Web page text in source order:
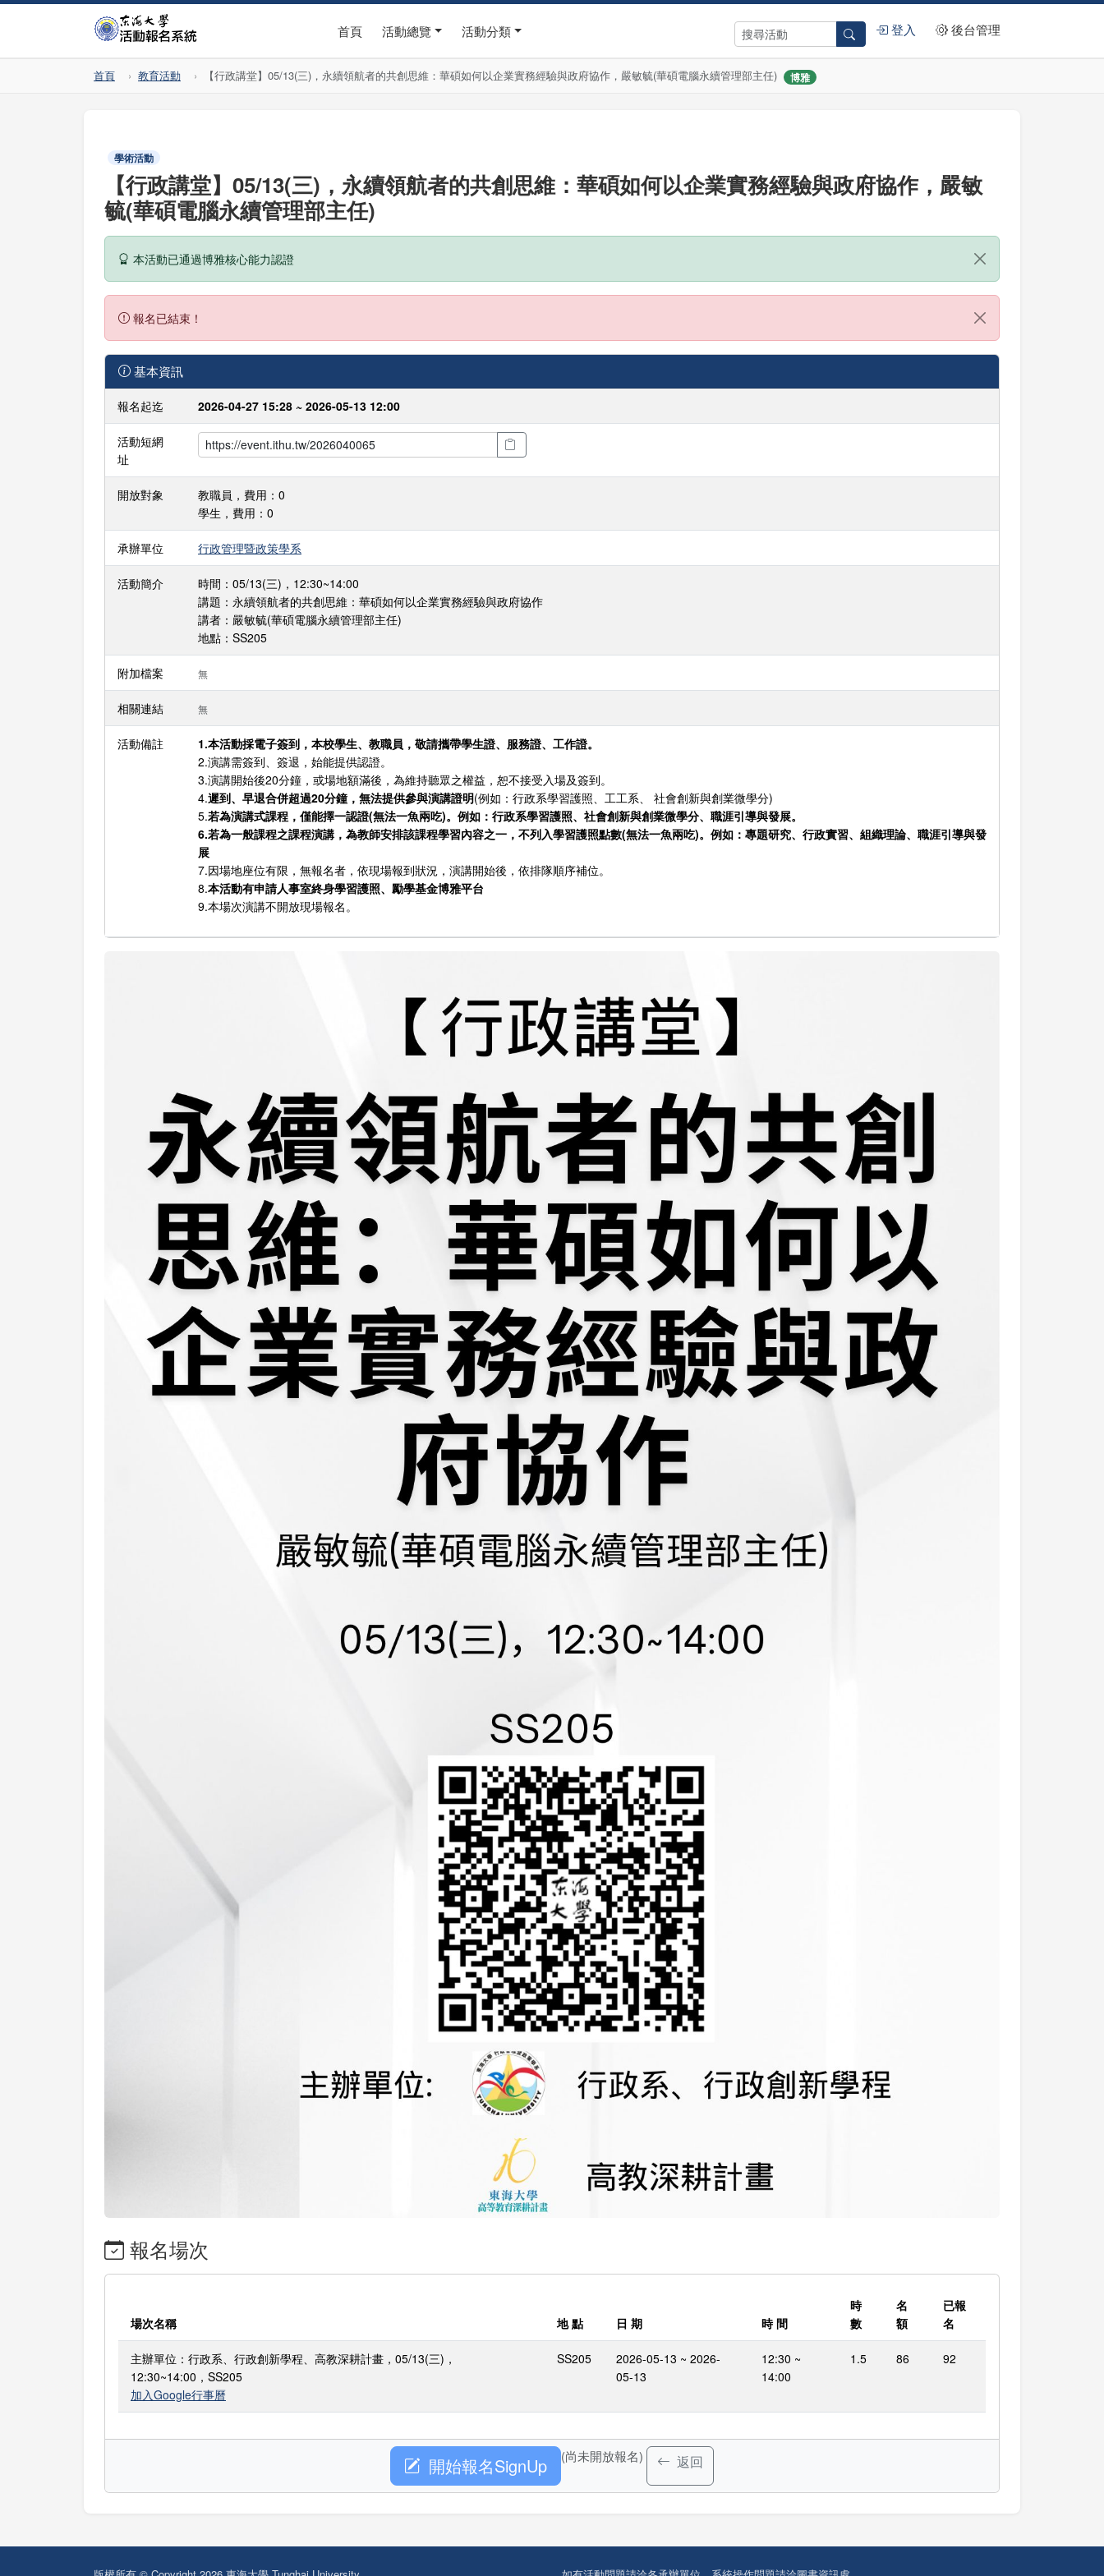
首頁 活動總覽 活動分類 登入 後台管理
首頁 教育活動 【行政講堂】05/13(三)，永續領航者的共創思維：華碩如何以企業實務經驗與政府協作，嚴敏毓(華碩電腦永續管理部主任) 博雅
學術活動
【行政講堂】05/13(三)，永續領航者的共創思維：華碩如何以企業實務經驗與政府協作，嚴敏
毓(華碩電腦永續管理部主任)
本活動已通過博雅核心能力認證
報名已結束！
基本資訊
報名起迄 2026-04-27 15:28 ~ 2026-05-13 12:00
活動短網
址
開放對象
教職員，費用：0
學生，費用：0
承辦單位 行政管理暨政策學系
活動簡介
時間：05/13(三)，12:30~14:00
講題：永續領航者的共創思維：華碩如何以企業實務經驗與政府協作
講者：嚴敏毓(華碩電腦永續管理部主任)
地點：SS205
附加檔案 無
相關連結 無
活動備註
1.本活動採電子簽到，本校學生、教職員，敬請攜帶學生證、服務證、工作證。
2.演講需簽到、簽退，始能提供認證。
3.演講開始後20分鐘，或場地額滿後，為維持聽眾之權益，恕不接受入場及簽到。
4.遲到、早退合併超過20分鐘，無法提供參與演講證明(例如：行政系學習護照、工工系、 社會創新與創業微學分)
5.若為演講式課程，僅能擇一認證(無法一魚兩吃)。例如：行政系學習護照、社會創新與創業微學分、職涯引導與發展。
6.若為一般課程之課程演講，為教師安排該課程學習內容之一，不列入學習護照點數(無法一魚兩吃)。例如：專題研究、行政實習、組織理論、職涯引導與發
展
7.因場地座位有限，無報名者，依現場報到狀況，演講開始後，依排隊順序補位。
8.本活動有申請人事室終身學習護照、勵學基金博雅平台
9.本場次演講不開放現場報名。
報名場次
場次名稱 地 點 日 期 時 間
時
數
名
額
已報
名
主辦單位：行政系、行政創新學程、高教深耕計畫，05/13(三)，
12:30~14:00，SS205
加入Google行事曆
SS205
2026-05-13 ~ 2026-
05-13
12:30 ~
14:00
1.5 86 92
開始報名SignUp (尚未開放報名) 返回